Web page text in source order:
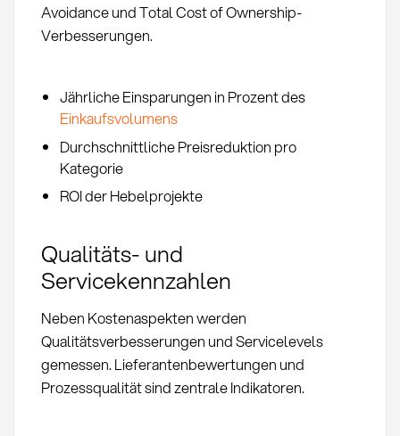
Avoidance und Total Cost of Ownership-
Verbesserungen.
Jährliche Einsparungen in Prozent des
Einkaufsvolumens
Durchschnittliche Preisreduktion pro
Kategorie
ROI der Hebelprojekte
Qualitäts- und
Servicekennzahlen
Neben Kostenaspekten werden
Qualitätsverbesserungen und Servicelevels
gemessen. Lieferantenbewertungen und
Prozessqualität sind zentrale Indikatoren.